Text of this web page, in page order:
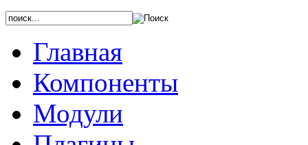
Главная
Компоненты
Модули